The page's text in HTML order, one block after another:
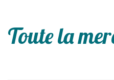
Toute la